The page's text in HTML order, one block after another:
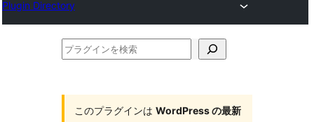
プ
Plugin Directory
プ
このプラグインは WordPress の最新